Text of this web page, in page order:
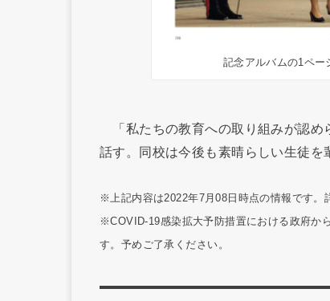
記念アルバムの1ペー
「私たちの教育への取り組みが認め
話す。同校は今後も素晴らしい生徒を
※上記内容は2022年7月08日時点の情報です。
※COVID-19感染拡大予防措置における政府か
す。予めご了承ください。